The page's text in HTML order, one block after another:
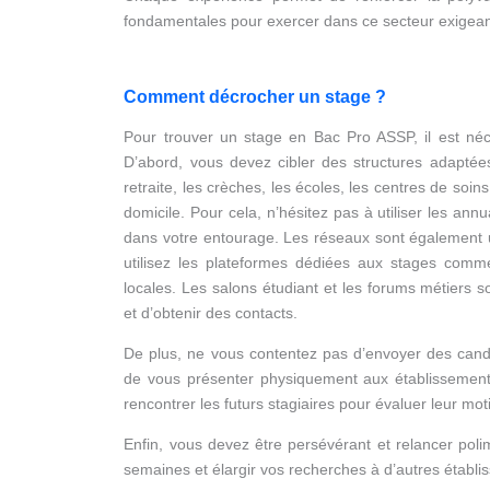
fondamentales pour exercer dans ce secteur
Comment décrocher un stage ?
Pour trouver un stage en Bac Pro ASSP, il est
D’abord, vous devez cibler des structures
retraite, les crèches, les écoles, les centres de
domicile. Pour cela, n’hésitez pas à utiliser les
dans votre entourage. Les réseaux sont
utilisez les plateformes dédiées aux stages
locales. Les salons étudiant et les forums métiers
et d’obtenir des contacts.
De plus, ne vous contentez pas d’envoyer des
de vous présenter physiquement aux
rencontrer les futurs stagiaires pour évaluer leur
Enfin, vous devez être persévérant et relancer
semaines et élargir vos recherches à d’autres